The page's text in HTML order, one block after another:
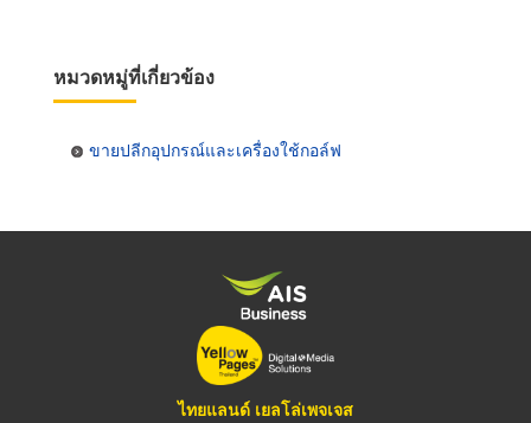
หมวดหมู่ที่เกี่ยวข้อง
ขายปลีกอุปกรณ์และเครื่องใช้กอล์ฟ
ไทยแลนด์ เยลโล่เพจเจส